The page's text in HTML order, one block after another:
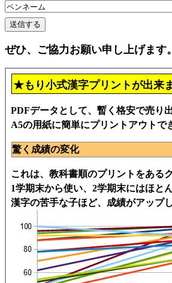
ぜひ、ご協力お願い申し上げます。